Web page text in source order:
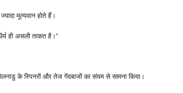
मूल्यवान होते हैं।
ही असली ताकत है।”
के स्पिनरों और तेज गेंदबाजों का संयम से सामना किया।